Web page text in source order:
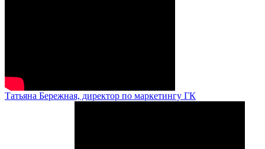
Татьяна Бережная, директор по маркетингу ГК